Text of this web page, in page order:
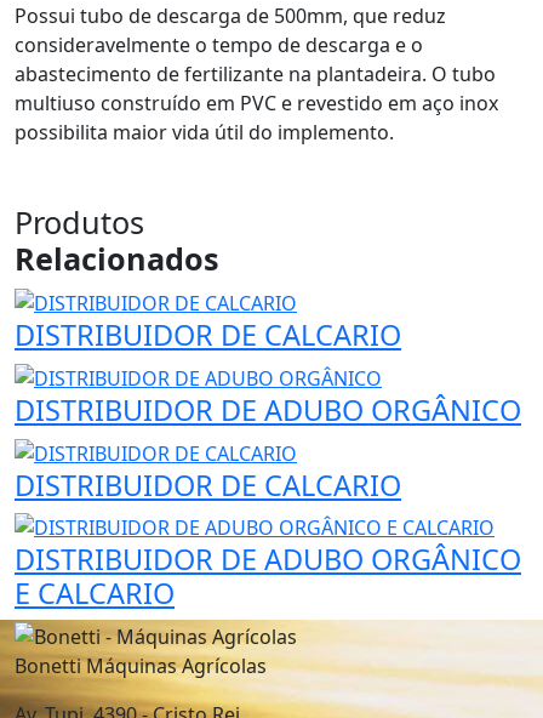
Possui tubo de descarga de 500mm, que reduz
consideravelmente o tempo de descarga e o
abastecimento de fertilizante na plantadeira. O tubo
multiuso construído em PVC e revestido em aço inox
possibilita maior vida útil do implemento.
Produtos
Relacionados
DISTRIBUIDOR DE CALCARIO
DISTRIBUIDOR DE ADUBO ORGÂNICO
DISTRIBUIDOR DE CALCARIO
DISTRIBUIDOR DE ADUBO ORGÂNICO
E CALCARIO
Bonetti Máquinas Agrícolas